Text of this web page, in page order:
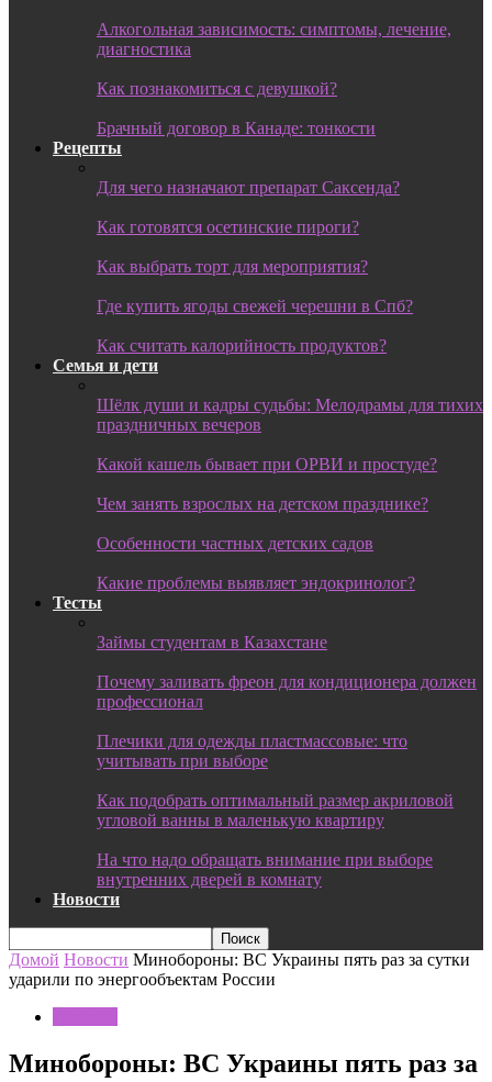
Алкогольная зависимость: симптомы, лечение,
диагностика
Как познакомиться с девушкой?
Брачный договор в Канаде: тонкости
Рецепты
Для чего назначают препарат Саксенда?
Как готовятся осетинские пироги?
Как выбрать торт для мероприятия?
Где купить ягоды свежей черешни в Спб?
Как считать калорийность продуктов?
Семья и дети
Шёлк души и кадры судьбы: Мелодрамы для тихих
праздничных вечеров
Какой кашель бывает при ОРВИ и простуде?
Чем занять взрослых на детском празднике?
Особенности частных детских садов
Какие проблемы выявляет эндокринолог?
Тесты
Займы студентам в Казахстане
Почему заливать фреон для кондиционера должен
профессионал
Плечики для одежды пластмассовые: что
учитывать при выборе
Как подобрать оптимальный размер акриловой
угловой ванны в маленькую квартиру
На что надо обращать внимание при выборе
внутренних дверей в комнату
Новости
Домой Новости Минобороны: ВС Украины пять раз за сутки
ударили по энергообъектам России
Минобороны: ВС Украины пять раз за